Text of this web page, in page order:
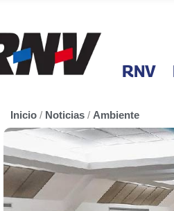
RNV
Inicio / Noticias / Ambiente